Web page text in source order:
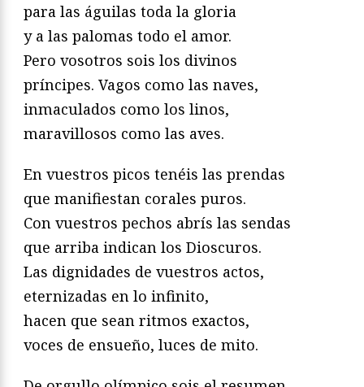
para las águilas toda la gloria
y a las palomas todo el amor.
Pero vosotros sois los divinos
príncipes. Vagos como las naves,
inmaculados como los linos,
maravillosos como las aves.
En vuestros picos tenéis las prendas
que manifiestan corales puros.
Con vuestros pechos abrís las sendas
que arriba indican los Dioscuros.
Las dignidades de vuestros actos,
eternizadas en lo infinito,
hacen que sean ritmos exactos,
voces de ensueño, luces de mito.